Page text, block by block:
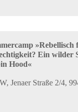
»Rebellisch
Ein wilder
Hood«
Jenaer Straße 2/4,